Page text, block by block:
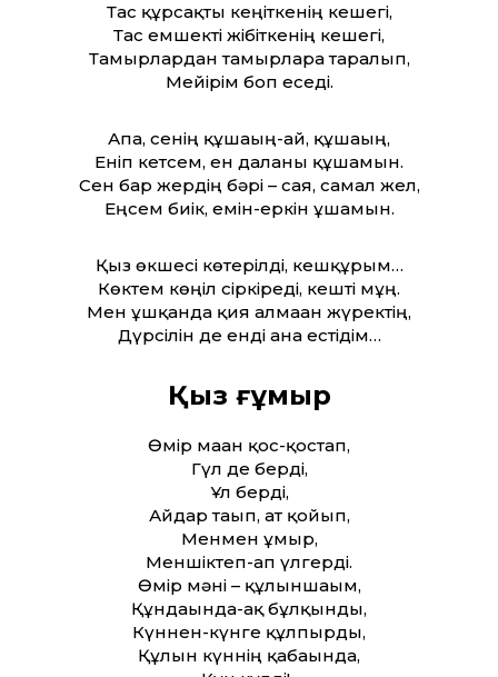
Тас құрсақты кеңіткенің кешегі,
Тас емшекті жібіткенің кешегі,
Тамырлардан тамырларға таралып,
Мейірім боп еседі.
Апа, сенің құшағың-ай, құшағың,
Еніп кетсем, ен даланы құшамын.
Сен бар жердің бәрі – сая, самал жел,
Еңсем биік, емін-еркін ұшамын.
Қыз өкшесі көтерілді, кешқұрым…
Көктем көңіл сіркіреді, кешті мұң.
Мен ұшқанда қия алмаған жүректің,
Дүрсілін де енді ғана естідім…
Қыз ғұмыр
Өмір маған қос-қостап,
Гүл де берді,
Ұл берді,
Айдар тағып, ат қойып,
Менмен ғұмыр,
Меншіктеп-ап үлгерді.
Өмір мәні – құлыншағым,
Құндағында-ақ бұлқынды,
Күннен-күнге құлпырды,
Құлын күннің қабағында,